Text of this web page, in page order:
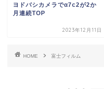
ヨドバシカメラでα7c2が2か
月連続TOP
2023年12月11日
HOME 富士フィルム